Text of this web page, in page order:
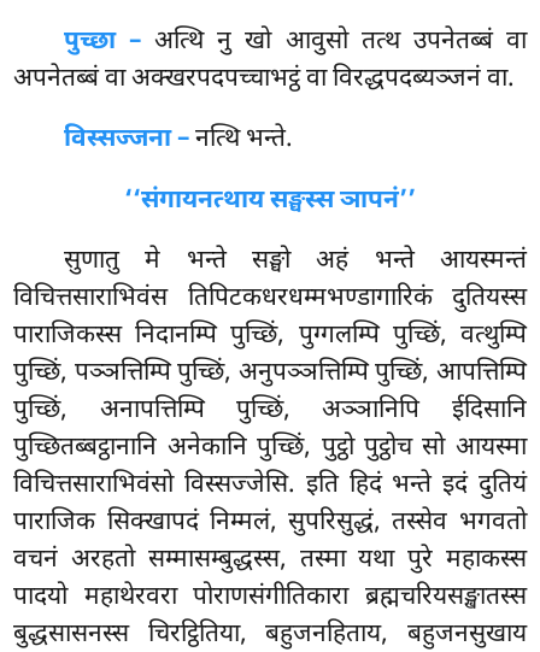
पुच्छा – अत्थि नु खो आवुसो तत्थ उपनेतब्बं वा
अपनेतब्बं वा अक्खरपदपच्चाभट्ठं वा विरद्धपदब्यञ्जनं वा.
विस्सज्जना –नत्थि भन्ते.
‘‘संगायनत्थाय सङ्घस्स ञापनं’’
सुणातुमे भन्ते सङ्घो अहं भन्ते आयस्मन्तं
विचित्तसाराभिवंस तिपिटकधरधम्मभण्डागारिकं दुतियस्स
पाराजिकस्स निदानम्पि पुच्छिं, पुग्गलम्पि पुच्छिं, वत्थुम्पि
पुच्छिं, पञ्ञत्तिम्पि पुच्छिं, अनुपञ्ञत्तिम्पि पुच्छिं, आपत्तिम्पि
पुच्छिं, अनापत्तिम्पि पुच्छिं, अञ्ञानिपि ईदिसानि
पुच्छितब्बट्ठानानि अनेकानि पुच्छिं, पुट्ठो पुट्ठोच सो आयस्मा
विचित्तसाराभिवंसो विस्सज्जेसि. इति हिदं भन्ते इदं दुतियं
पाराजिक सिक्खापदं निम्मलं, सुपरिसुद्धं, तस्सेव भगवतो
वचनं अरहतो सम्मासम्बुद्धस्स, तस्मा यथा पुरे महाकस्स
पादयो महाथेरवरा पोराणसंगीतिकारा ब्रह्मचरियसङ्खातस्स
बुद्धसासनस्स चिरट्ठितिया, बहुजनहिताय, बहुजनसुखाय